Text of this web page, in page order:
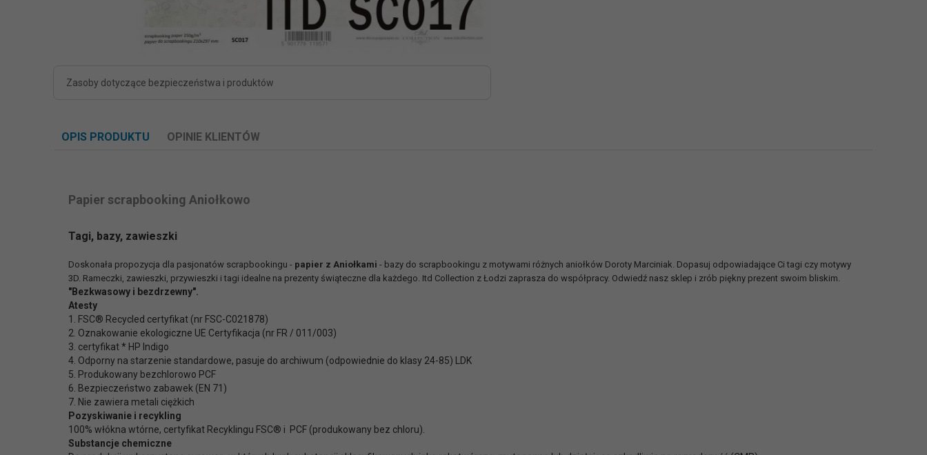
Zasoby dotyczące bezpieczeństwa i produktów
OPIS PRODUKTU OPINIE KLIENTÓW
Papier scrapbooking Aniołkowo
Tagi, bazy, zawieszki
Doskonała propozycja dla pasjonatów scrapbookingu - papier z Aniołkami - bazy do scrapbookingu z motywami różnych aniołków Doroty Marciniak. Dopasuj odpowiadające Ci tagi czy motywy
3D. Rameczki, zawieszki, przywieszki i tagi idealne na prezenty świąteczne dla każdego. Itd Collection z Łodzi zaprasza do współpracy. Odwiedź nasz sklep i zrób piękny prezent swoim bliskim.
"Bezkwasowy i bezdrzewny".
Atesty
1. FSC® Recycled certyfikat (nr FSC-C021878)
2. Oznakowanie ekologiczne UE Certyfikacja (nr FR / 011/003)
3. certyfikat * HP Indigo
4. Odporny na starzenie standardowe, pasuje do archiwum (odpowiednie do klasy 24-85) LDK
5. Produkowany bezchlorowo PCF
6. Bezpieczeństwo zabawek (EN 71)
7. Nie zawiera metali ciężkich
Pozyskiwanie i recykling
100% włókna wtórne, certyfikat Recyklingu FSC® i PCF (produkowany bez chloru).
Substancje chemiczne